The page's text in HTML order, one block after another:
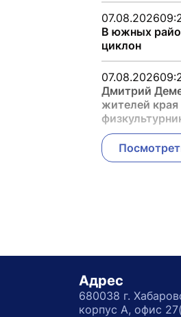
07.08.2026
В южных
циклон
07.08.2026
Дмитрий
жителей
Адрес
680038 г.
корпус А, офис